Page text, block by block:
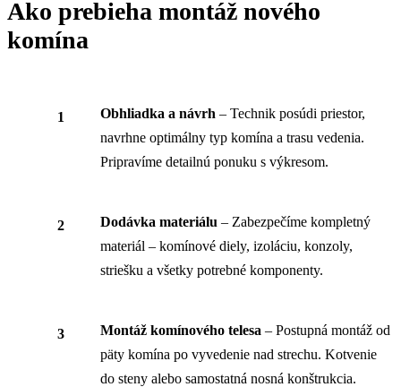
Ako prebieha montáž nového
komína
Obhliadka a návrh – Technik posúdi priestor,
navrhne optimálny typ komína a trasu vedenia.
Pripravíme detailnú ponuku s výkresom.
Dodávka materiálu – Zabezpečíme kompletný
materiál – komínové diely, izoláciu, konzoly,
striešku a všetky potrebné komponenty.
Montáž komínového telesa – Postupná montáž od
päty komína po vyvedenie nad strechu. Kotvenie
do steny alebo samostatná nosná konštrukcia.